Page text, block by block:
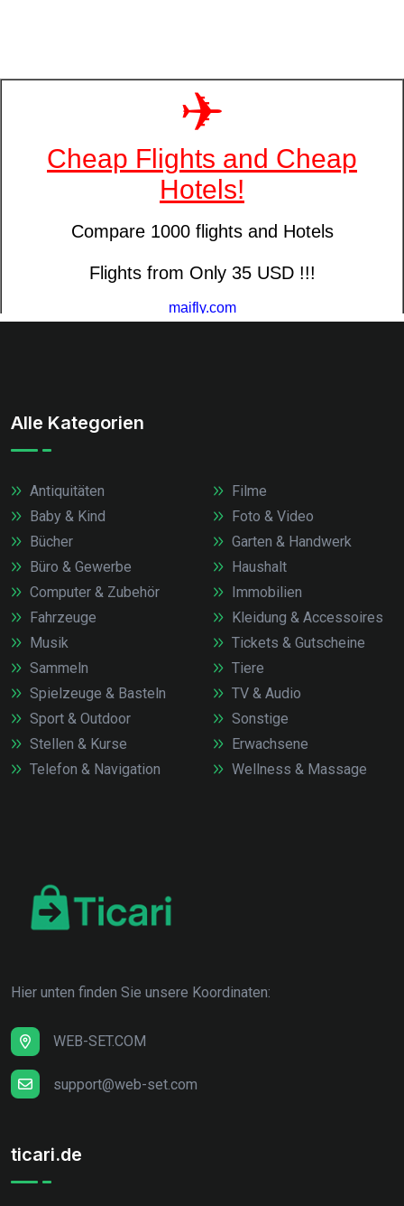
Alle Kategorien
Antiquitäten
Baby & Kind
Bücher
Büro & Gewerbe
Computer & Zubehör
Fahrzeuge
Filme
Foto & Video
Garten & Handwerk
Haushalt
Immobilien
Kleidung & Accessoires
Musik
Sammeln
Spielzeuge & Basteln
Sport & Outdoor
Stellen & Kurse
Telefon & Navigation
Tickets & Gutscheine
Tiere
TV & Audio
Sonstige
Erwachsene
Wellness & Massage
Hier unten finden Sie unsere Koordinaten:
WEB-SET.COM
support@web-set.com
ticari.de